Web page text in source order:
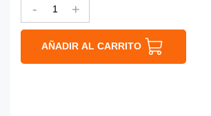
- +
AÑADIR AL CARRITO